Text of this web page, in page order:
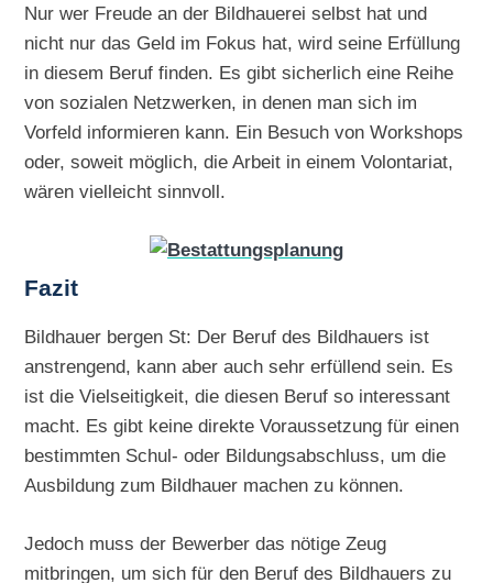
Nur wer Freude an der Bildhauerei selbst hat und
nicht nur das Geld im Fokus hat, wird seine Erfüllung
in diesem Beruf finden. Es gibt sicherlich eine Reihe
von sozialen Netzwerken, in denen man sich im
Vorfeld informieren kann. Ein Besuch von Workshops
oder, soweit möglich, die Arbeit in einem Volontariat,
wären vielleicht sinnvoll.
Fazit
Bildhauer bergen St: Der Beruf des Bildhauers ist
anstrengend, kann aber auch sehr erfüllend sein. Es
ist die Vielseitigkeit, die diesen Beruf so interessant
macht. Es gibt keine direkte Voraussetzung für einen
bestimmten Schul- oder Bildungsabschluss, um die
Ausbildung zum Bildhauer machen zu können.
Jedoch muss der Bewerber das nötige Zeug
mitbringen, um sich für den Beruf des Bildhauers zu